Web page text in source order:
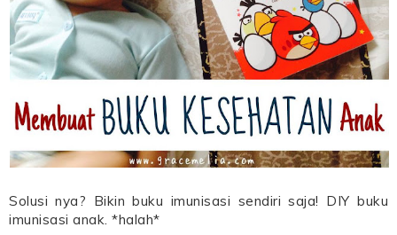
Solusi nya? Bikin buku imunisasi sendiri saja! DIY buku
imunisasi anak. *halah*